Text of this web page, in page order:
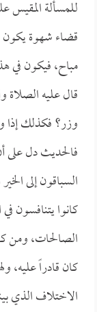
للمسألة المقيس
قضاء شهوة يكون
مباح، فيكون في
قال عليه الصلاة
وزر؟ فكذلك
فالحديث دل
السباقون إلى
كانوا يتنافسون
الصالحات، ومن
كان قادراً عليه،
الاختلاف الذي